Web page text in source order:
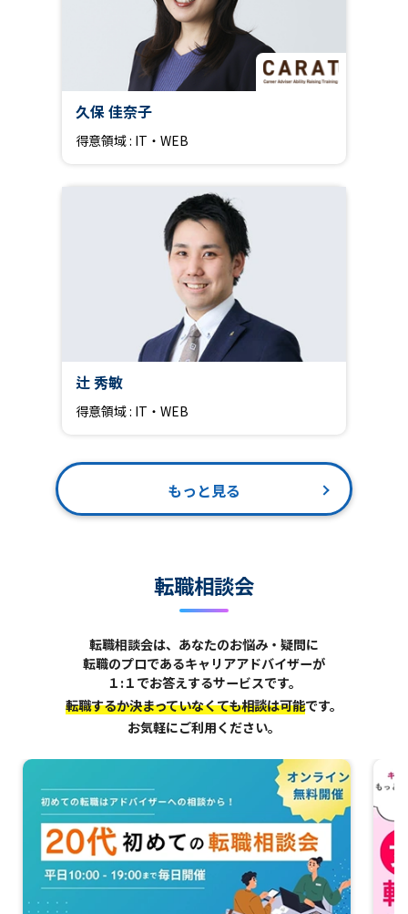
久保 佳奈子
得意領域 : IT・WEB
辻 秀敏
得意領域 : IT・WEB
もっと見る
転職相談会
転職相談会は、あなたのお悩み・疑問に
転職のプロであるキャリアアドバイザーが
１:１でお答えするサービスです。
転職するか決まっていなくても相談は可能です。
お気軽にご利用ください。